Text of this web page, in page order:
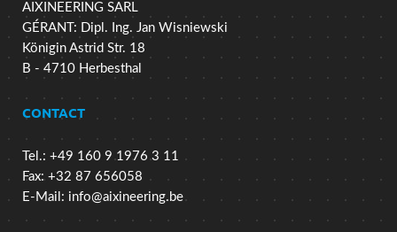
AIXINEERING SARL
GÉRANT: Dipl. Ing. Jan Wisniewski
Königin Astrid Str. 18
B - 4710 Herbesthal
CONTACT
Tel.: +49 160 9 1976 3 11
Fax: +32 87 656058
E-Mail: info@aixineering.be